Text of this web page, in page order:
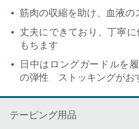
筋肉の収縮を助け、血液の
丈夫にできており、丁寧
もちます
日中はロングガードルを
の弾性 ストッキングがお
テーピング用品